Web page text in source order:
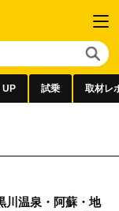
UP 試乗 取材レ
川温泉・阿蘇・地